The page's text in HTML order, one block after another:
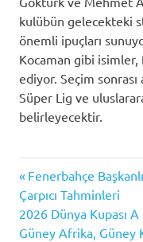
kulübün gelecekteki
önemli ipuçları
Kocaman gibi isimler,
ediyor. Seçim sonrası
Süper Lig ve
belirleyecektir.
Yazı
gezinmesi
Previous
Post:
Fenerbahçe
Çarpıcı Tahminleri
Next
Post:
2026 Dünya Kupası
Güney Afrika, Güney